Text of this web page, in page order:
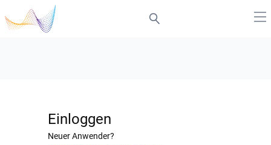
Einloggen
Neuer Anwender?